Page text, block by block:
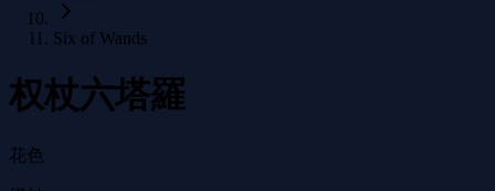
Six of Wands
权杖六塔羅
花色